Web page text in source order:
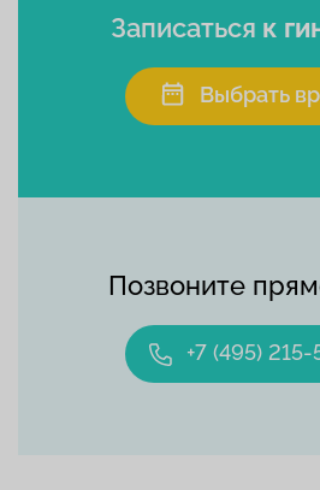
Позвоните
+7 (495)
Записаться к
Выбрать